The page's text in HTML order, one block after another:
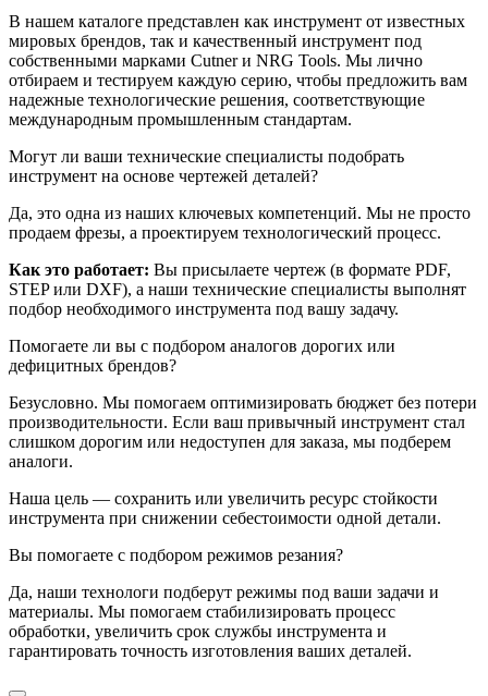
В нашем каталоге представлен как инструмент от известных
мировых брендов, так и качественный инструмент под
собственными марками Cutner и NRG Tools. Мы лично
отбираем и тестируем каждую серию, чтобы предложить вам
надежные технологические решения, соответствующие
международным промышленным стандартам.
Могут ли ваши технические специалисты подобрать
инструмент на основе чертежей деталей?
Да, это одна из наших ключевых компетенций. Мы не просто
продаем фрезы, а проектируем технологический процесс.
Как это работает: Вы присылаете чертеж (в формате PDF,
STEP или DXF), а наши технические специалисты выполнят
подбор необходимого инструмента под вашу задачу.
Помогаете ли вы с подбором аналогов дорогих или
дефицитных брендов?
Безусловно. Мы помогаем оптимизировать бюджет без потери
производительности. Если ваш привычный инструмент стал
слишком дорогим или недоступен для заказа, мы подберем
аналоги.
Наша цель — сохранить или увеличить ресурс стойкости
инструмента при снижении себестоимости одной детали.
Вы помогаете с подбором режимов резания?
Да, наши технологи подберут режимы под ваши задачи и
материалы. Мы помогаем стабилизировать процесс
обработки, увеличить срок службы инструмента и
гарантировать точность изготовления ваших деталей.